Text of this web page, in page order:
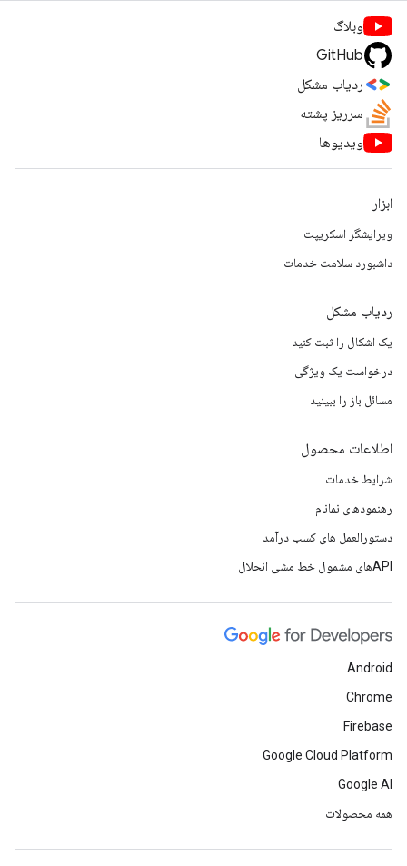
وبلاگ
GitHub
ردیاب مشکل
سرریز پشته
ویدیوها
ابزار
ویرایشگر اسکریپت
داشبورد سلامت خدمات
ردیاب مشکل
یک اشکال را ثبت کنید
درخواست یک ویژگی
مسائل باز را ببینید
اطلاعات محصول
شرایط خدمات
رهنمودهای نمانام
دستورالعمل های کسب درآمد
APIهای مشمول خط مشی انحلال
Android
Chrome
Firebase
Google Cloud Platform
Google AI
همه محصولات